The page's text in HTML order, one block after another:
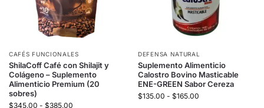
CAFÉS FUNCIONALES
ShilaCoff Café con Shilajit y
Colágeno – Suplemento
Alimenticio Premium (20
sobres)
$345.00 - $385.00
DEFENSA NATURAL
Suplemento Alimenticio
Calostro Bovino Masticable
ENE-GREEN Sabor Cereza
$135.00 - $165.00